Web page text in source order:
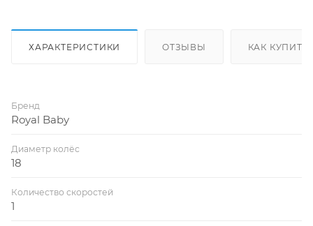
ХАРАКТЕРИСТИКИ ОТЗЫВЫ КАК КУПИТЬ
Бренд
Royal Baby
Диаметр колёс
18
Количество скоростей
1